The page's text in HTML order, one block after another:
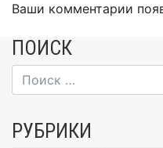
Ваши комментарии
ПОИСК
РУБРИКИ